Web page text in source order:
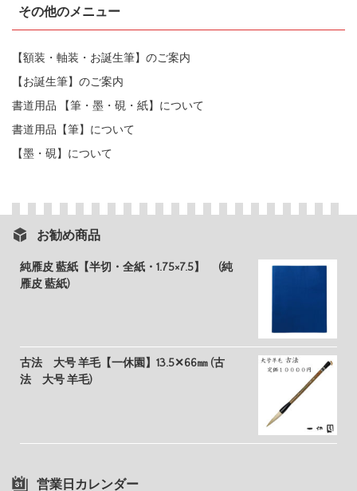
その他のメニュー
【額装・軸装・お誕生筆】のご案内
【お誕生筆】のご案内
書道用品 【筆・墨・硯・紙】について
書道用品【筆】について
【墨・硯】について
お勧め商品
純雁皮 藍紙【半切・全紙・1.75×7.5】 (純
雁皮 藍紙)
古法 大号 羊毛【一休園】13.5✕66㎜ (古
法 大号 羊毛)
営業日カレンダー